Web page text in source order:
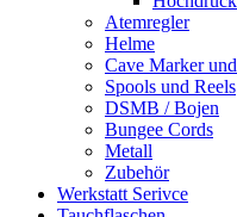
Atemregler
Helme
Cave Marker
Spools und Reels
DSMB / Bojen
Bungee Cords
Metall
Zubehör
Werkstatt Serivce